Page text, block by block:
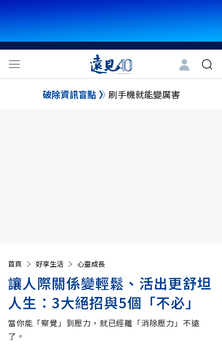
破除資訊盲點 刷手機就能變厲害
首頁 好享生活 心靈成長
讓人際關係變輕鬆、活出更舒坦
人生：3大絕招與5個「不必」
當你能「察覺」到壓力，就已經離「消除壓力」不遠
了。